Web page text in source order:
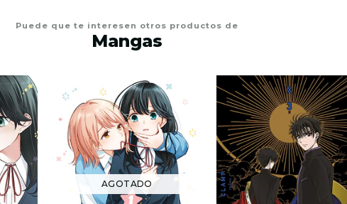
Puede que te interesen otros productos de
Mangas
AGOTADO